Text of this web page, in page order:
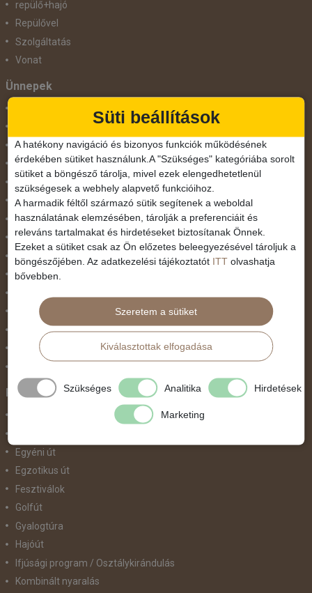
repülő+hajó
Repülővel
Szolgáltatás
Vonat
Ünnepek
Karácsonyi utazás
Karnevál
Két ünnep között
Május 1.
Március 15.
Mikulás
Nőnap
November 1.
Pünkösdi utazás
Szilveszter
Tavaszi szünet
Programtípus
Egyéni út
Egzotikus út
Fesztiválok
Golfút
Gyalogtúra
Hajóút
Ifjúsági program / Osztálykirándulás
Kombinált nyaralás
Süti beállítások
A hatékony navigáció és bizonyos funkciók működésének
érdekében sütiket használunk.A "Szükséges" kategóriába sorolt
sütiket a böngésző tárolja, mivel ezek elengedhetetlenül
szükségesek a webhely alapvető funkcióihoz.
A harmadik féltől származó sütik segítenek a weboldal
használatának elemzésében, tárolják a preferenciáit és
releváns tartalmakat és hirdetéseket biztosítanak Önnek.
Ezeket a sütiket csak az Ön előzetes beleegyezésével tároljuk a
böngészőjében. Az adatkezelési tájékoztatót ITT olvashatja
bővebben.
Szeretem a sütiket
Kiválasztottak elfogadása
Szükséges Analitika Hirdetések
Marketing